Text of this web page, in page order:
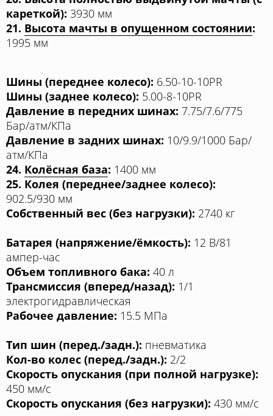
кареткой): 3930 мм
21. Высота мачты в опущенном состоянии:
1995 мм
Шины (переднее колесо): 6.50-10-10PR
Шины (заднее колесо): 5.00-8-10PR
Давление в передних шинах: 7.75/7.6/775
Бар/атм/КПа
Давление в задних шинах: 10/9.9/1000 Бар/
атм/КПа
24. Колёсная база: 1400 мм
25. Колея (переднее/заднее колесо):
902.5/930 мм
Собственный вес (без нагрузки): 2740 кг
Батарея (напряжение/ёмкость): 12 В/81
ампер-час
Объем топливного бака: 40 л
Трансмиссия (вперед/назад): 1/1
электрогидравлическая
Рабочее давление: 15.5 МПа
Тип шин (перед./задн.): пневматика
Кол-во колес (перед./задн.): 2/2
Скорость опускания (при полной нагрузке):
450 мм/с
Скорость опускания (без нагрузки): 430 мм/с